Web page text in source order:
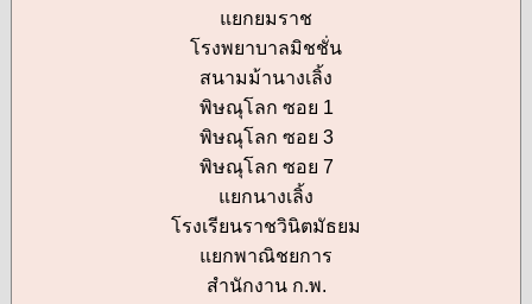
แยกยมราช
โรงพยาบาลมิชชั่น
สนามม้านางเลิ้ง
พิษณุโลก ซอย 1
พิษณุโลก ซอย 3
พิษณุโลก ซอย 7
แยกนางเลิ้ง
โรงเรียนราชวินิตมัธยม
แยกพาณิชยการ
สำนักงาน ก.พ.